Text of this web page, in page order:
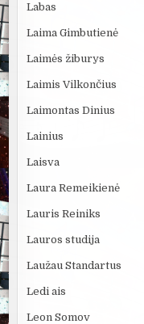
Labas
Laima Gimbutienė
Laimės žiburys
Laimis Vilkončius
Laimontas Dinius
Lainius
Laisva
Laura Remeikienė
Lauris Reiniks
Lauros studija
Laužau Standartus
Ledi ais
Leon Somov